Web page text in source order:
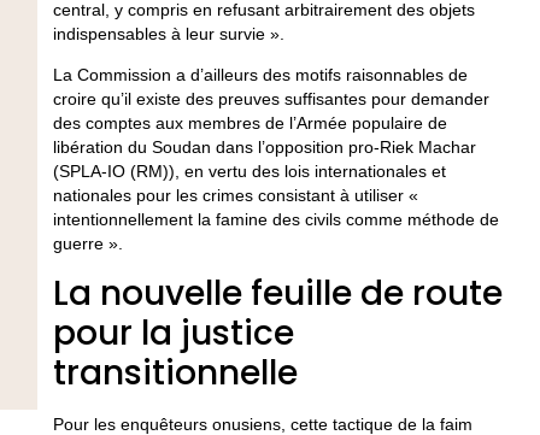
central, y compris en refusant arbitrairement des objets
indispensables à leur survie ».
La Commission a d’ailleurs des motifs raisonnables de
croire qu’il existe des preuves suffisantes pour demander
des comptes aux membres de l’Armée populaire de
libération du Soudan dans l’opposition pro-Riek Machar
(SPLA-IO (RM)), en vertu des lois internationales et
nationales pour les crimes consistant à utiliser «
intentionnellement la famine des civils comme méthode de
guerre ».
La nouvelle feuille de route
pour la justice
transitionnelle
Pour les enquêteurs onusiens, cette tactique de la faim